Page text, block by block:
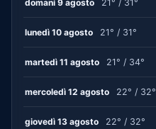
domani 9 agosto 21° / 31°
lunedì 10 agosto 21° / 31°
martedì 11 agosto 21° / 34°
mercoledì 12 agosto 22° / 32°
giovedì 13 agosto 22° / 32°